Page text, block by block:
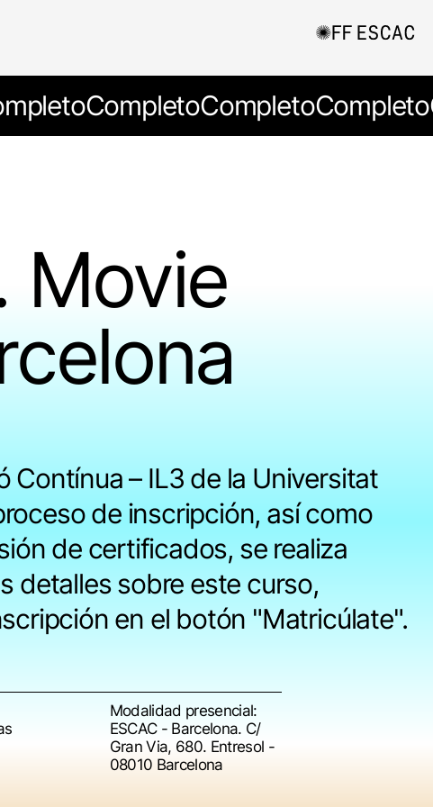
CompletoCompletoCompleto
Movie
– IL3 de la Universitat
de inscripción, así como
de certificados, se realiza
detalles sobre este curso,
en el botón "Matricúlate".
Modalidad presencial:
ESCAC - Barcelona. C/
Gran Via, 680. Entresol -
08010 Barcelona